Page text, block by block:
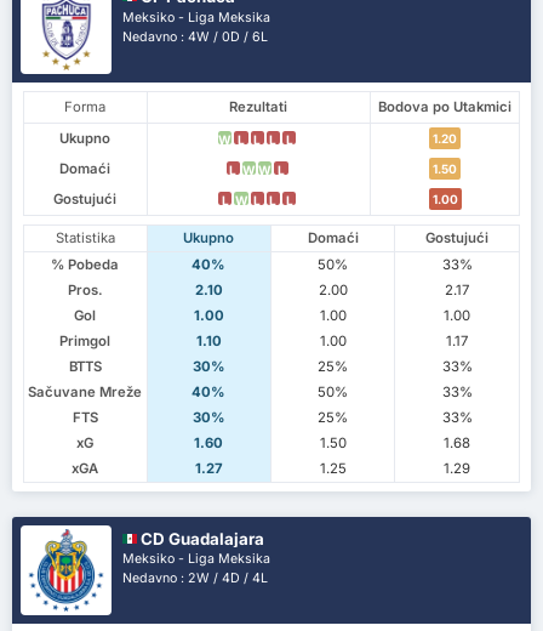
Meksiko - Liga Meksika
Nedavno : 4W / 0D / 6L
Forma Rezultati
Bodova po Utakmici
Ukupno
W L L L L 1.20
Domaći L W W L 1.50
Gostujući L W L L L 1.00
Statistika Ukupno Domaći
Gostujući
% Pobeda
40% 50%
33%
Pros.
2.10 2.00
2.17
Gol
1.00 1.00
1.00
Primgol
1.10 1.00
1.17
BTTS
30% 25%
33%
Sačuvane Mreže
40% 50%
33%
FTS
30% 25%
33%
xG
1.60 1.50
1.68
xGA
1.27 1.25 1.29
CD Guadalajara
Meksiko - Liga Meksika
Nedavno : 2W / 4D / 4L